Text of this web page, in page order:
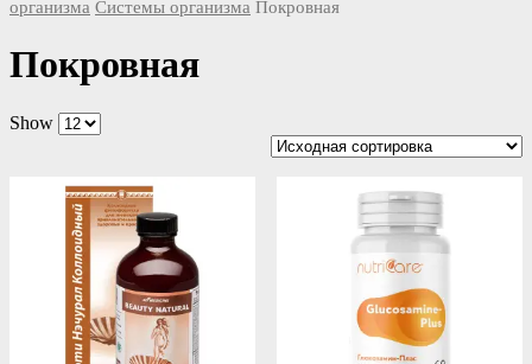
организма Системы организма Покровная
Покровная
Show